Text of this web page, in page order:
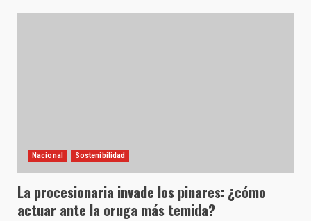
Nacional Sostenibilidad
La procesionaria invade los pinares: ¿cómo
actuar ante la oruga más temida?